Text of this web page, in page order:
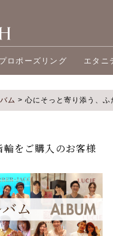
プロポーズリング エタニ
ム > 心にそっと寄り添う、
をご購入のお客様